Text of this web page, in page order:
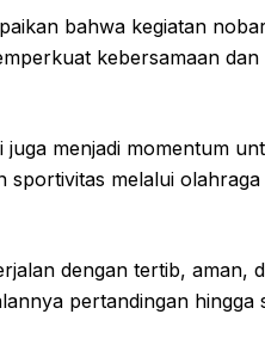
bahwa kegiatan
kebersamaan
menjadi momentum
melalui
dengan tertib, aman,
pertandingan hingga